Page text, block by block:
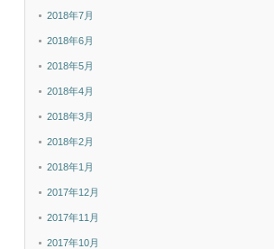
2018年7月
2018年6月
2018年5月
2018年4月
2018年3月
2018年2月
2018年1月
2017年12月
2017年11月
2017年10月